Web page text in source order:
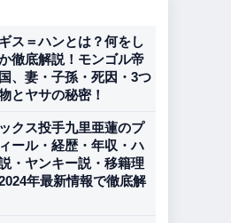
ス＝ハンとは？何をし
徹底解説！モンゴル帝
、妻・子孫・死因・3つ
とヤサの秘密！
クス投手九里亜蓮のプ
ール・経歴・年収・ハ
・ヤンキー説・移籍理
年最新情報で徹底解